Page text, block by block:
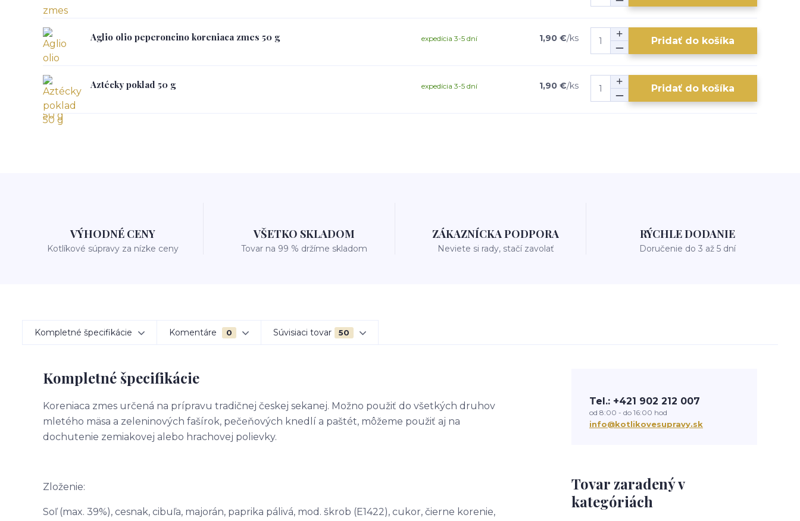
Aglio olio peperoncino koreniaca zmes 50 g 1,90 €/ks
expedícia 3-5 dní Pridať do košíka
Aztécky poklad 50 g 1,90 €/ks
expedícia 3-5 dní Pridať do košíka
VÝHODNÉ CENY
Kotlíkové súpravy za nízke ceny
VŠETKO SKLADOM
Tovar na 99 % držíme skladom
ZÁKAZNÍCKA PODPORA
Neviete si rady, stačí zavolať
RÝCHLE DODANIE
Doručenie do 3 až 5 dní
Kompletné špecifikácie Komentáre 0 Súvisiaci tovar 50
Kompletné špecifikácie
Koreniaca zmes určená na prípravu tradičnej českej sekanej. Možno použiť do všetkých druhov
mletého mäsa a zeleninových fašírok, pečeňových knedlí a paštét, môžeme použiť aj na
dochutenie zemiakovej alebo hrachovej polievky.
Zloženie:
Soľ (max. 39%), cesnak, cibuľa, majorán, paprika pálivá, mod. škrob (E1422), cukor, čierne korenie,
Tovar zaradený v
kategóriách
Tel.: +421 902 212 007
od 8:00 - do 16:00 hod
info@kotlikovesupravy.sk